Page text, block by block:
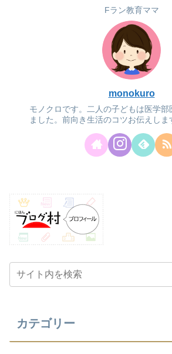
Fラン教育ママ
monokuro
モノクロです。二人の子どもは医学部
ました。前向き生活のコツお伝えしま
カテゴリー